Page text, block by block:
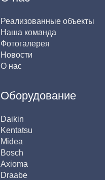
Реализованные объекты
Наша команда
Фотогалерея
Новости
О нас
Оборудование
Daikin
Kentatsu
Midea
Bosch
Axioma
Draabe